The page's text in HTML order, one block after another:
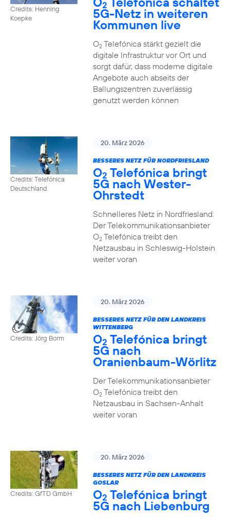
Credits: Henning
Koepke
2
5G-Netz in weiteren
Kommunen live
O2Telefónica stärkt gezielt die
digitale Infrastruktur vor Ort und
sorgt dafür, dass moderne digitale
Angebote auch abseits der
Ballungszentren zuverlässig
genutzt werden können
Credits: Telefónica
Deutschland
20. März 2026
BESSERES NETZ FÜR NORDFRIESLAND
O2 Telefónica bringt
5G nach Wester-
Ohrstedt
Schnelleres Netz in Nordfriesland:
Der Telekommunikationsanbieter
O2Telefónica treibt den
Netzausbau in Schleswig-Holstein
weiter voran
Credits: Jörg Borm
20. März 2026
BESSERES NETZ FÜR DEN LANDKREIS
WITTENBERG
O2 Telefónica bringt
5G nach
Oranienbaum-Wörlitz
Der Telekommunikationsanbieter
O2Telefónica treibt den
Netzausbau in Sachsen-Anhalt
weiter voran
Credits: GfTD GmbH
20. März 2026
BESSERES NETZ FÜR DEN LANDKREIS
GOSLAR
O2 Telefónica bringt
5G nach Liebenburg